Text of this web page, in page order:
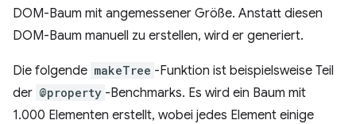
DOM-Baum mit angemessener Größe. Anstatt diesen
DOM-Baum manuell zu erstellen, wird er generiert.
Die folgende makeTree -Funktion ist beispielsweise Teil
der @property -Benchmarks. Es wird ein Baum mit
1.000 Elementen erstellt, wobei jedes Element einige